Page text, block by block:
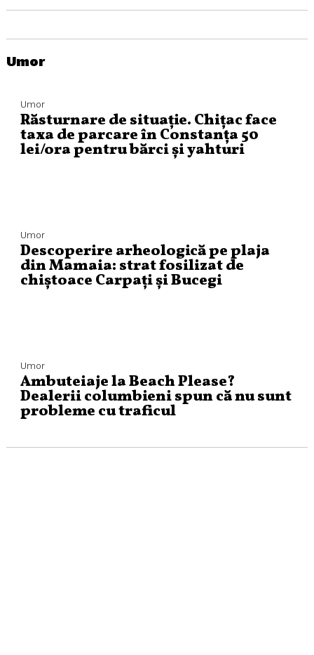
Umor
Umor
Răsturnare de situație. Chițac face
taxa de parcare în Constanța 50
lei/ora pentru bărci și yahturi
Umor
Descoperire arheologică pe plaja
din Mamaia: strat fosilizat de
chiștoace Carpați și Bucegi
Umor
Ambuteiaje la Beach Please?
Dealerii columbieni spun că nu sunt
probleme cu traficul